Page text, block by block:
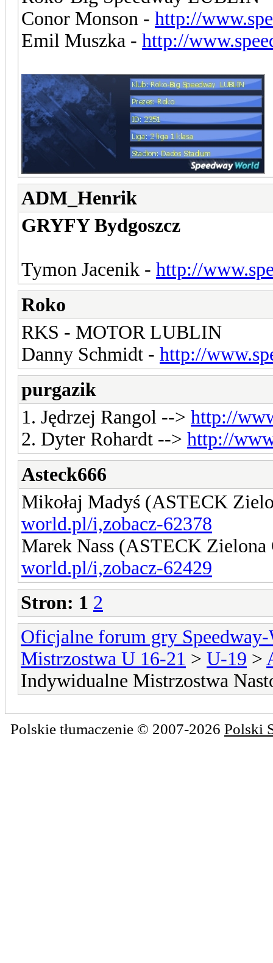
Conor Monson - http://
Emil Muszka - http://
ADM_Henrik
GRYFY Bydgoszcz
Tymon Jacenik - http://
Roko
RKS - MOTOR LUBLIN
Danny Schmidt - http://
purgazik
1. Jędrzej Rangol --> http://
2. Dyter Rohardt --> http://
Asteck666
Mikołaj Madyś (ASTECK
world.pl/i,zobacz-62378
Marek Nass (ASTECK
world.pl/i,zobacz-62429
Stron: 1 2
Oficjalne forum gry
Mistrzostwa U 16-21 > U-19 >
Indywidualne Mistrzostwa
Polskie tłumaczenie © 2007-2026 Polski